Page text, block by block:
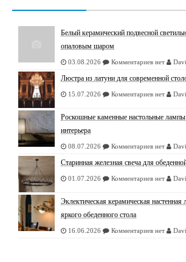
Белый керамический подвесной
опаловым шаром
03.08.2026 Комментариев нет
Люстрa из латуни для современной
15.07.2026 Комментариев нет
Роскошные каменные настольные
интерьера
08.07.2026 Комментариев нет
Старинная железная свеча для
01.07.2026 Комментариев нет
Эклектическая керамическая настенная
яркого обеденного стола
16.06.2026 Комментариев нет